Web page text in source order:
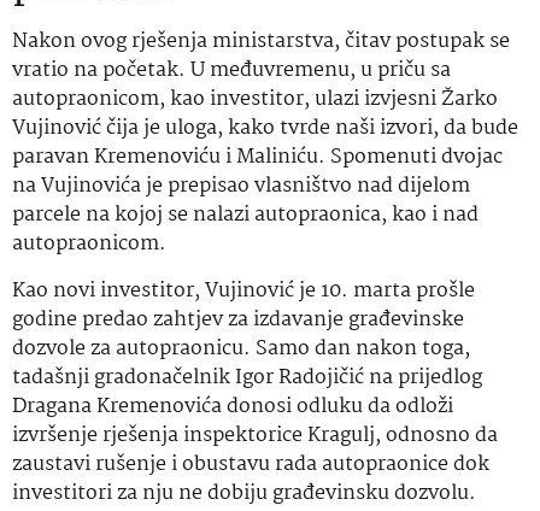
Nakon ovog rješenja ministarstva, čitav postupak se
vratio na početak. U međuvremenu, u priču sa
autopraonicom, kao investitor, ulazi izvjesni Žarko
Vujinović čija je uloga, kako tvrde naši izvori, da bude
paravan Kremenoviću i Maliniću. Spomenuti dvojac
na Vujinovića je prepisao vlasništvo nad dijelom
parcele na kojoj se nalazi autopraonica, kao i nad
autopraonicom.
Kao novi investitor, Vujinović je 10. marta prošle
godine predao zahtjev za izdavanje građevinske
dozvole za autopraonicu. Samo dan nakon toga,
tadašnji gradonačelnik Igor Radojičić na prijedlog
Dragana Kremenovića donosi odluku da odloži
izvršenje rješenja inspektorice Kragulj, odnosno da
zaustavi rušenje i obustavu rada autopraonice dok
investitori za nju ne dobiju građevinsku dozvolu.